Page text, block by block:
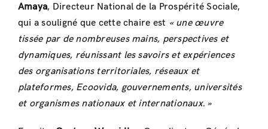
Amaya, Directeur National de la Prospérité Sociale,
qui a souligné que cette chaire est « une œuvre
tissée par de nombreuses mains, perspectives et
dynamiques, réunissant les savoirs et expériences
des organisations territoriales, réseaux et
plateformes, Ecoovida, gouvernements, universités
et organismes nationaux et internationaux. »